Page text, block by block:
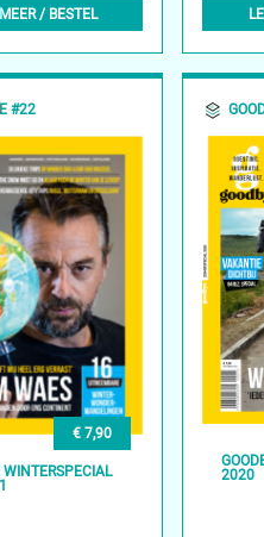
/ BESTEL
#22
€ 7,90
WINTERSPECIAL
2020